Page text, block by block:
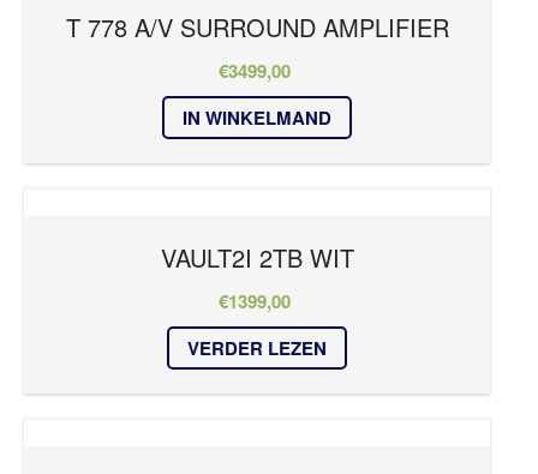
T 778 A/V SURROUND AMPLIFIER
€3499,00
IN WINKELMAND
VAULT2I 2TB WIT
€1399,00
VERDER LEZEN